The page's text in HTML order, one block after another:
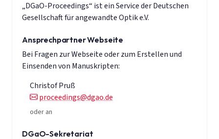
„DGaO-Proceedings“ ist ein Service der Deutschen
Gesellschaft für angewandte Optik e.V.
Ansprechpartner Webseite
Bei Fragen zur Webseite oder zum Erstellen und
Einsenden von Manuskripten:
Christof Pruß
proceedings@dgao.de
oder an
DGaO-Sekretariat